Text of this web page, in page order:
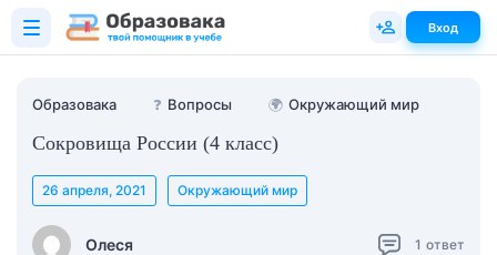
Образовака ❓ Вопросы 🌍 Окружающий мир
Сокровища России (4 класс)
Олеся
26 апреля, 2021 Окружающий мир
1 ответ
Вход